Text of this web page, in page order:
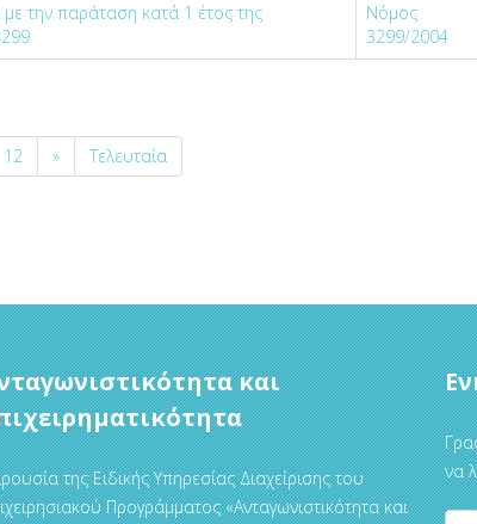
την παράταση κατά 1 έτος της
Νόμος
3299/2004
12 » Τελευταία
και
της Ειδικής Υπηρεσίας Διαχείρισης του
Προγράμματος «Ανταγωνιστικότητα και
να